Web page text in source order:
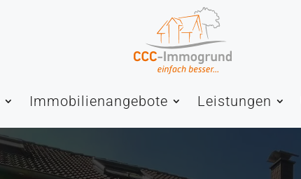
Immobilienangebote Leistungen